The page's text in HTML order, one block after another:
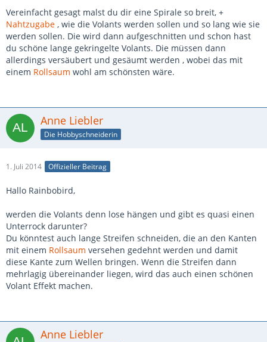
Vereinfacht gesagt malst du dir eine Spirale so breit, +
Nahtzugabe , wie die Volants werden sollen und so lang wie sie
werden sollen. Die wird dann aufgeschnitten und schon hast
du schöne lange gekringelte Volants. Die müssen dann
allerdings versäubert und gesäumt werden , wobei das mit
einem Rollsaum wohl am schönsten wäre.
Anne Liebler
Die Hobbyschneiderin
1. Juli 2014 Offizieller Beitrag
Hallo Rainbobird,
werden die Volants denn lose hängen und gibt es quasi einen
Unterrock darunter?
Du könntest auch lange Streifen schneiden, die an den Kanten
mit einem Rollsaum versehen gedehnt werden und damit
diese Kante zum Wellen bringen. Wenn die Streifen dann
mehrlagig übereinander liegen, wird das auch einen schönen
Volant Effekt machen.
Anne Liebler